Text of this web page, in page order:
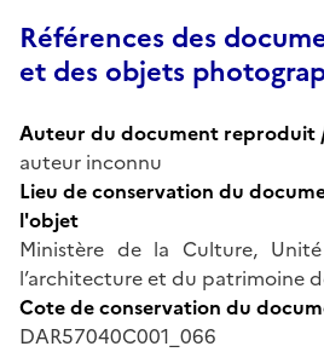
Références des
et des objets
Auteur du document reproduit
auteur inconnu
Lieu de conservation du
l'objet
Ministère de la Culture,
l’architecture et du patrimoine
Cote de conservation du
DAR57040C001_066